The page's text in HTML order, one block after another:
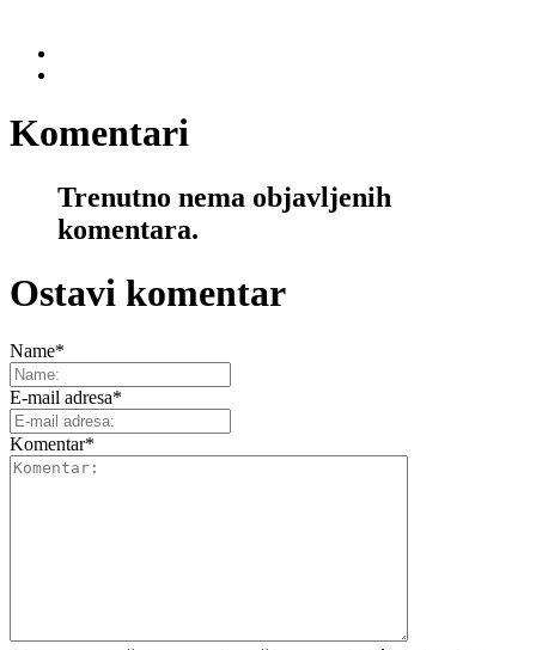
Komentari
Trenutno nema objavljenih
komentara.
Ostavi komentar
Name*
E-mail adresa*
Komentar*